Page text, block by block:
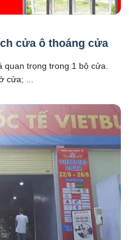
cửa ô thoáng cửa
quan trọng trong 1 bộ cửa.
cửa; ...